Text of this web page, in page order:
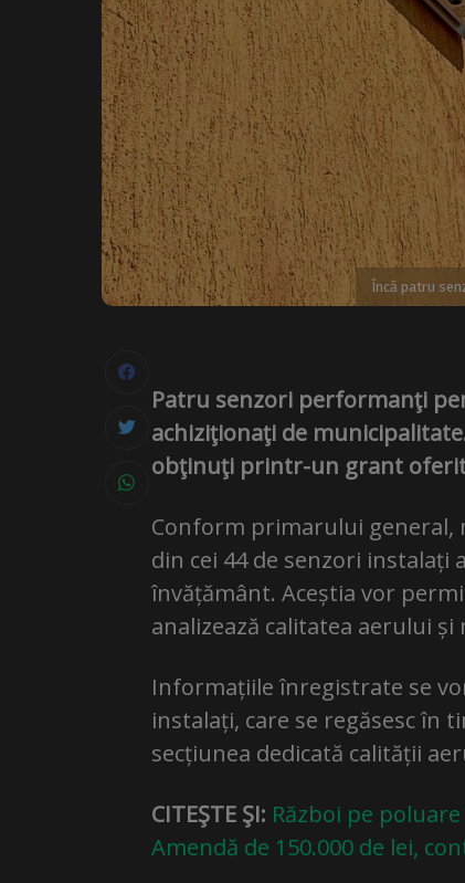
Încă patru
Patru senzori performanţi
achiziţionaţi de
obţinuţi printr-un grant
Conform primarului
din cei 44 de senzori
învățământ. Aceștia vor
analizează calitatea aerului
Informațiile înregistrate se
instalați, care se regăsesc în
secțiunea dedicată calității
CITEŞTE ŞI: Război pe
Amendă de 150.000 de lei,